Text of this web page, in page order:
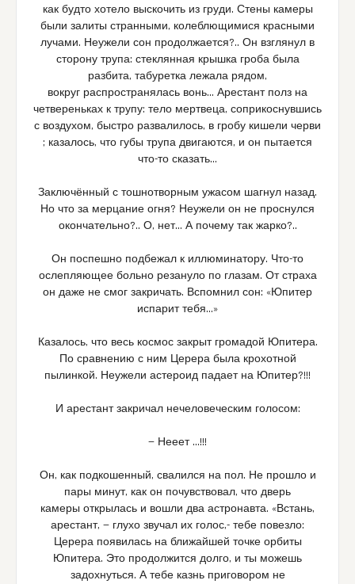
как будто хотело выскочить из груди. Стены камеры
были залиты странными, колеблющимися красными
лучами. Неужели сон продолжается?.. Он взглянул в
сторону трупа: стеклянная крышка гроба была
разбита, табуретка лежала рядом,
вокруг распространялась вонь… Арестант полз на
четвереньках к трупу: тело мертвеца, соприкоснувшись
с воздухом, быстро развалилось, в гробу кишели черви
; казалось, что губы трупа двигаются, и он пытается
что-то сказать…
Заключённый с тошнотворным ужасом шагнул назад.
Но что за мерцание огня? Неужели он не проснулся
окончательно?.. О, нет… А почему так жарко?..
Он поспешно подбежал к иллюминатору. Что-то
ослепляющее больно резануло по глазам. От страха
он даже не смог закричать. Вспомнил сон: «Юпитер
испарит тебя…»
Казалось, что весь космос закрыт громадой Юпитера.
По сравнению с ним Церера была крохотной
пылинкой. Неужели астероид падает на Юпитер?!!!
И арестант закричал нечеловеческим голосом:
— Нееет …!!!
Он, как подкошенный, свалился на пол. Не прошло и
пары минут, как он почувствовал, что дверь
камеры открылась и вошли два астронавта. «Встань,
арестант, — глухо звучал их голос,- тебе повезло:
Церера появилась на ближайшей точке орбиты
Юпитера. Это продолжится долго, и ты можешь
задохнуться. А тебе казнь приговором не